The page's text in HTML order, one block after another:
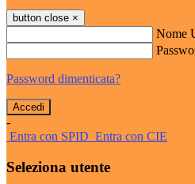
button close ×
Nome
Password dimenticata?
-
Entra con SPID Entra con CIE
Seleziona utente